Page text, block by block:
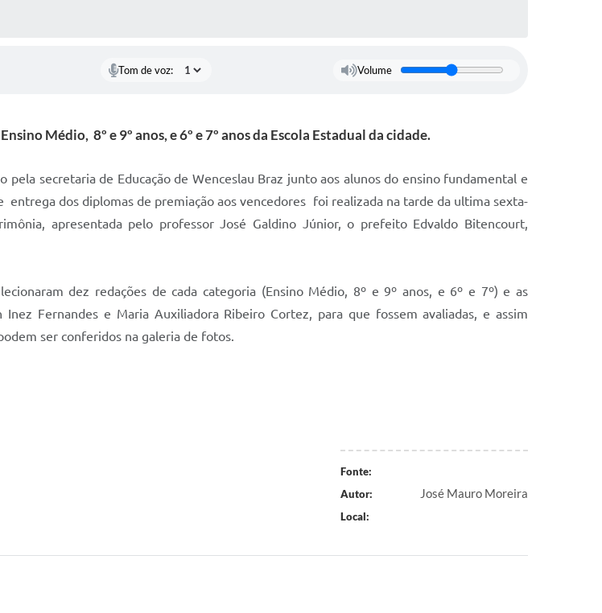
Tom de voz: Volume
Médio, 8º e 9º anos, e 6º e 7º anos da Escola Estadual da cidade.
secretaria de Educação de Wenceslau Braz junto aos alunos do ensino fundamental e
entrega dos diplomas de premiação aos vencedores foi realizada na tarde da ultima sexta-
apresentada pelo professor José Galdino Júnior, o prefeito Edvaldo Bitencourt,
dez redações de cada categoria (Ensino Médio, 8º e 9º anos, e 6º e 7º) e as
Fernandes e Maria Auxiliadora Ribeiro Cortez, para que fossem avaliadas, e assim
ser conferidos na galeria de fotos.
Fonte:
Autor:
José Mauro Moreira
Local: